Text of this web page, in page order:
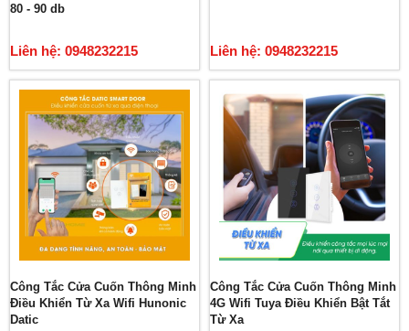
80 - 90 db
Liên hệ: 0948232215 Liên hệ: 0948232215
Công Tắc Cửa Cuốn Thông Minh
Điều Khiển Từ Xa Wifi Hunonic
Datic
Công Tắc Cửa Cuốn Thông Minh
4G Wifi Tuya Điều Khiển Bật Tắt
Từ Xa